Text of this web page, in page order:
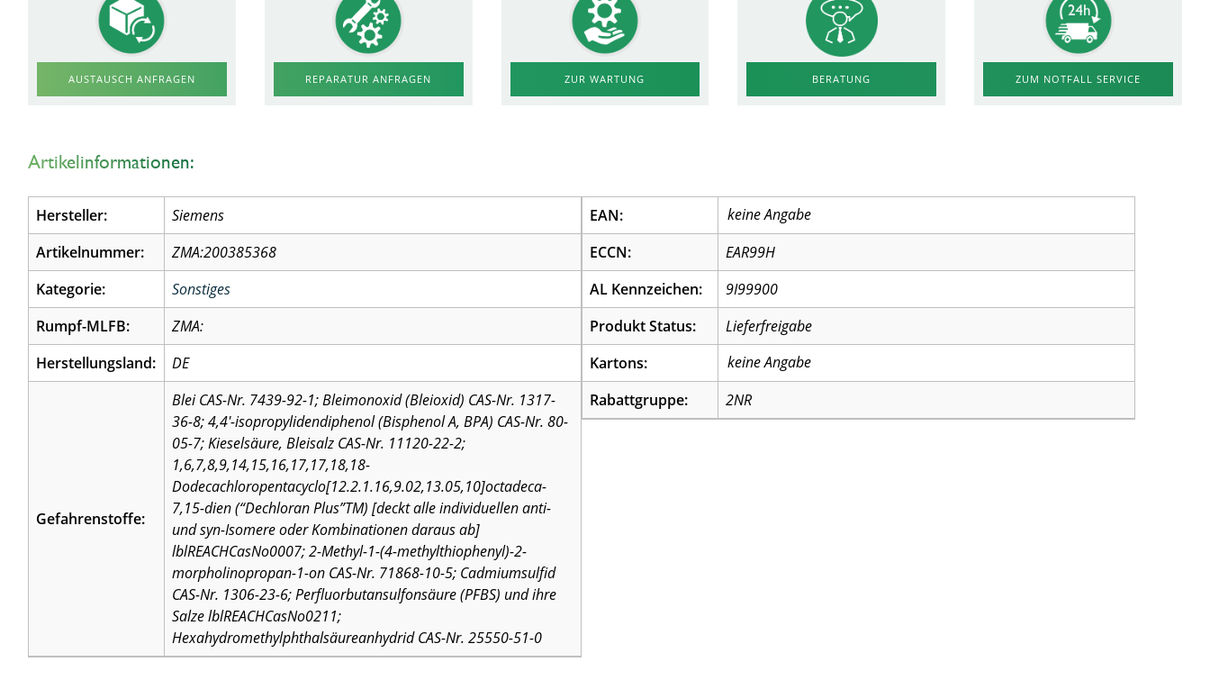
AUSTAUSCH ANFRAGEN REPARATUR ANFRAGEN ZUR WARTUNG BERATUNG ZUM NOTFALL SERVICE
Artikelinformationen:
Hersteller:
Siemens
Artikelnummer:
ZMA:200385368
Kategorie:
Sonstiges
Rumpf-MLFB:
ZMA:
Herstellungsland:
DE
Gefahrenstoffe:
Blei CAS-Nr. 7439-92-1; Bleimonoxid (Bleioxid) CAS-Nr. 1317-
36-8; 4,4′-isopropylidendiphenol (Bisphenol A, BPA) CAS-Nr. 80-
05-7; Kieselsäure, Bleisalz CAS-Nr. 11120-22-2;
1,6,7,8,9,14,15,16,17,17,18,18-
Dodecachloropentacyclo[12.2.1.16,9.02,13.05,10]octadeca-
7,15-dien (“Dechloran Plus”TM) [deckt alle individuellen anti-
und syn-Isomere oder Kombinationen daraus ab]
lblREACHCasNo0007; 2-Methyl-1-(4-methylthiophenyl)-2-
morpholinopropan-1-on CAS-Nr. 71868-10-5; Cadmiumsulfid
CAS-Nr. 1306-23-6; Perfluorbutansulfonsäure (PFBS) und ihre
Salze lblREACHCasNo0211;
Hexahydromethylphthalsäureanhydrid CAS-Nr. 25550-51-0
EAN:
ECCN:
EAR99H
AL Kennzeichen:
9I99900
Produkt Status:
Lieferfreigabe
Kartons:
Rabattgruppe:
2NR